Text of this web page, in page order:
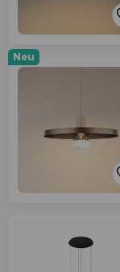
Neu